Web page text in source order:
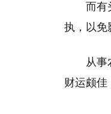
而有
执，以免
从事
财运颇佳